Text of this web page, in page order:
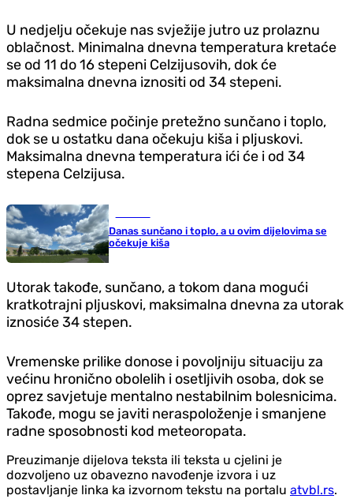
U nedjelju očekuje nas svježije jutro uz prolaznu
oblačnost. Minimalna dnevna temperatura kretaće
se od 11 do 16 stepeni Celzijusovih, dok će
maksimalna dnevna iznositi od 34 stepeni.
Radna sedmice počinje pretežno sunčano i toplo,
dok se u ostatku dana očekuju kiša i pljuskovi.
Maksimalna dnevna temperatura ići će i od 34
stepena Celzijusa.
Danas sunčano i toplo, a u ovim dijelovima se
očekuje kiša
Utorak takođe, sunčano, a tokom dana mogući
kratkotrajni pljuskovi, maksimalna dnevna za utorak
iznosiće 34 stepen.
Vremenske prilike donose i povoljniju situaciju za
većinu hronično obolelih i osetljivih osoba, dok se
oprez savjetuje mentalno nestabilnim bolesnicima.
Takođe, mogu se javiti neraspoloženje i smanjene
radne sposobnosti kod meteoropata.
Preuzimanje dijelova teksta ili teksta u cjelini je
dozvoljeno uz obavezno navođenje izvora i uz
postavljanje linka ka izvornom tekstu na portalu atvbl.rs.